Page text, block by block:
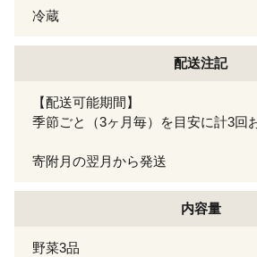
冷蔵
配送注記
【配送可能期間】
季節ごと（3ヶ月毎）を目安に計3回
寄附月の翌月から発送
内容量
野菜3品